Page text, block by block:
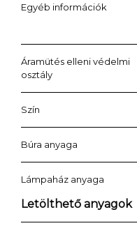
Egyéb információk
Áramütés elleni védelmi
osztály
Szín
Búra anyaga
Lámpaház anyaga
Letölthető anyagok